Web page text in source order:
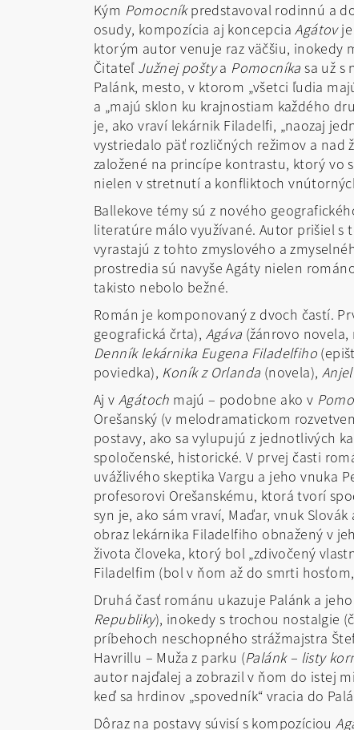
Kým Pomocníkpredstavoval rodinnú a
osudy, kompozícia aj koncepciaAgátovje
ktorým autor venuje raz väčšiu, inokedy
Čitateľ Južnej poštya Pomocníka sa už s
Palánk, mesto, v ktorom „všetci ľudia
a „majú sklon ku krajnostiam každého
je, ako vraví lekárnik Filadelfi, „naozaj
vystriedalo päť rozličných režimov a nad
založené na princípe kontrastu, ktorý
nielen v stretnutí a konfliktoch
Ballekove témy sú z nového
literatúre málo využívané. Autor prišiel
vyrastajú z tohto zmyslového a
prostredia sú navyše Agáty nielen
takisto nebolo bežné.
Román je komponovaný z dvoch častí.
geografická črta), Agáva (žánrovo novela,
Denník lekárnika Eugena Filadelfiho
poviedka), Koník z Orlanda (novela),
Aj v Agátoch majú – podobne ako v
Orešanský (v melodramatickom
postavy, ako sa vylupujú z jednotlivých
spoločenské, historické. V prvej časti
uvážlivého skeptika Vargu a jeho vnuka
profesorovi Orešanskému, ktorá tvorí
syn je, ako sám vraví, Maďar, vnuk
obraz lekárnika Filadelfiho obnažený v
života človeka, ktorý bol „zdivočený
Filadelfim (bol v ňom až do smrti
Druhá časť románu ukazuje Palánk a
Republiky), inokedy s trochou nostalgie
príbehoch neschopného strážmajstra
Havrillu – Muža z parku (Palánk – listy
autor najďalej a zobrazil v ňom do istej
keď sa hrdinov „spovedník“ vracia do
Dôraz na postavy súvisí s kompozíciou